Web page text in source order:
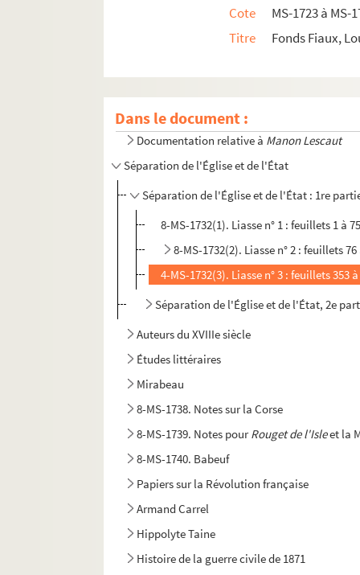
Cote
MS-1723 à MS-
Titre
Fonds Fiaux,
Dans le document :
4-MS-1726. Notes diverses de Louis Fiaux
4-MS-1727. Jeanne d'Arc, la Pucelle
Etudes relatives à la médecine et à la police
Documentation relative à Manon Lescaut
Séparation de l'Église et de l'État
Séparation de l'Église et de l'État : 1re
8-MS-1732(1). Liasse n° 1 : feuillets 1 à
8-MS-1732(2). Liasse n° 2 : feuillets 76
4-MS-1732(3). Liasse n° 3 : feuillets 353
Séparation de l'Église et de l'État, 2e
Auteurs du XVIIIe siècle
Études littéraires
Mirabeau
8-MS-1738. Notes sur la Corse
8-MS-1739. Notes pourRouget de l'Isleet la
8-MS-1740. Babeuf
Papiers sur la Révolution française
Armand Carrel
Hippolyte Taine
Histoire de la guerre civile de 1871